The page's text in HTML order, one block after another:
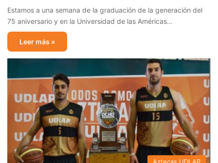
Estamos a una semana de la graduación de la generación del
75 aniversario y en la Universidad de las Américas…
Leer más »